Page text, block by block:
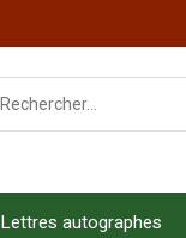
Lettres autographes